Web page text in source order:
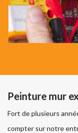
Peinture mur
Fort de plusieurs
compter sur notre